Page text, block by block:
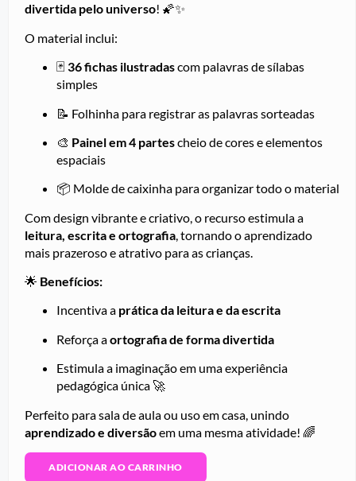
divertida pelo universo! 🌠✨
O material inclui:
🃏 36 fichas ilustradascom palavras de sílabas
simples
📝 Folhinha para registrar as palavras sorteadas
🎨 Painel em 4 partescheio de cores e elementos
espaciais
📦 Molde de caixinha para organizar todo o material
Com design vibrante e criativo, o recurso estimula a
leitura, escrita e ortografia , tornando o aprendizado
mais prazeroso e atrativo para as crianças.
🌟 Benefícios:
Incentiva a prática da leitura e da escrita
Reforça aortografia de forma divertida
Estimula a imaginação em uma experiência
pedagógica única 🚀
Perfeito para sala de aula ou uso em casa, unindo
aprendizado e diversãoem uma mesma atividade! 🌈
ADICIONAR AO CARRINHO